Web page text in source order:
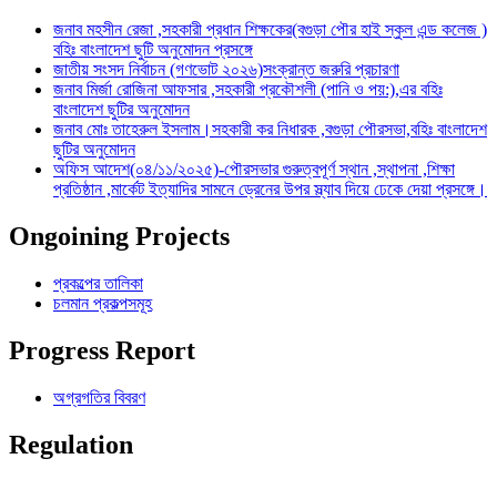
জনাব মহসীন রেজা ,সহকারী প্রধান শিক্ষকের(বগুড়া পৌর হাই স্কুল এন্ড কলেজ )
বহিঃ বাংলাদেশ ছুটি অনুমোদন প্রসঙ্গে
জাতীয় সংসদ নির্বাচন (গণভোট ২০২৬)সংক্রান্ত জরুরি প্রচারণা
জনাব মির্জা রোজিনা আফসার ,সহকারী প্রকৌশলী (পানি ও পয়:),এর বহিঃ
বাংলাদেশ ছুটির অনুমোদন
জনাব মোঃ তাহেরুল ইসলাম।সহকারী কর নিধারক ,বগুড়া পৌরসভা,বহিঃ বাংলাদেশ
ছুটির অনুমোদন
অফিস আদেশ(০৪/১১/২০২৫)-পৌরসভার গুরুত্বপূর্ণ স্থান ,স্থাপনা ,শিক্ষা
প্রতিষ্ঠান ,মার্কেট ইত্যাদির সামনে ড্রেনের উপর স্ল্যাব দিয়ে ঢেকে দেয়া প্রসঙ্গে।
Ongoining Projects
প্রকল্পের তালিকা
চলমান প্রকল্পসমূহ
Progress Report
অগ্রগতির বিবরণ
Regulation